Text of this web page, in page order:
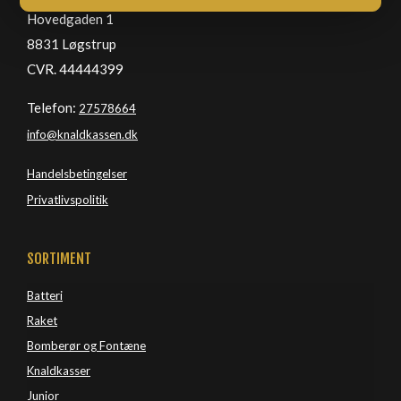
Hovedgaden 1
8831 Løgstrup
CVR. 44444399
Telefon: 27578664
info@knaldkassen.dk
Handelsbetingelser
Privatlivspolitik
SORTIMENT
Batteri
Raket
Bomberør og Fontæne
Knaldkasser
Junior